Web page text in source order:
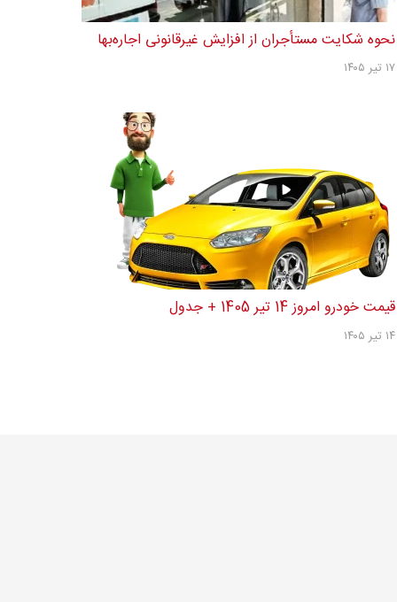
نحوه شکایت مستأجران از افزایش غیرقانونی اجاره‌بها
۱۷ تیر ۱۴۰۵
قیمت خودرو امروز 14 تیر 1405 + جدول
۱۴ تیر ۱۴۰۵